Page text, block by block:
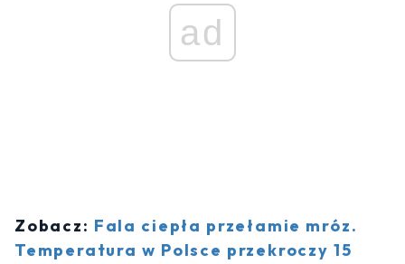
ad
Zobacz: Fala ciepła przełamie mróz.
Temperatura w Polsce przekroczy 15